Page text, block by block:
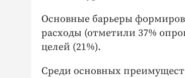
Основные барьеры
расходы (отметили 37%
целей (21%).
Среди основных